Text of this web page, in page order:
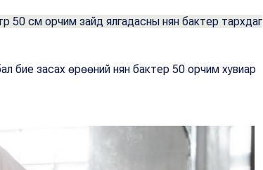
50 см орчим зайд ялгадасны нян бактер тархдаг
бие засах өрөөний нян бактер 50 орчим хувиар